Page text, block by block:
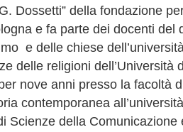
Dossetti” della fondazione
e fa parte dei docenti del
e delle chiese
delle religioni dell’Università
nove anni presso la facoltà
contemporanea
Scienze della Comunicazione